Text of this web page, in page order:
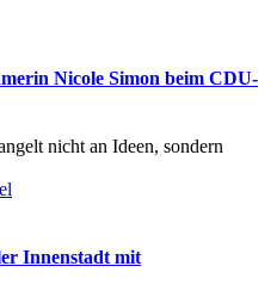
Nicole Simon beim CDU-
nicht an Ideen, sondern
Innenstadt mit